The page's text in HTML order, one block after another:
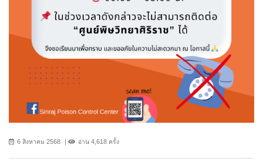
6 สิงหาคม 2568 อ่าน 4,618 ครั้ง